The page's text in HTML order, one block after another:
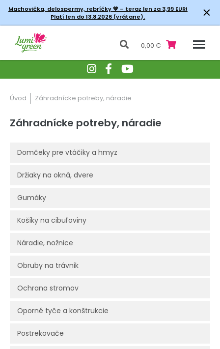
Machovička, delospermy, rebríčky💚 – teraz len za 3,99 EUR!
Platí len do 13.8.2026 (vrátane).
×
0,00 €
Úvod Záhradnícke potreby, náradie
Záhradnícke potreby, náradie
Domčeky pre vtáčiky a hmyz
Držiaky na okná, dvere
Gumáky
Košíky na cibuľoviny
Náradie, nožnice
Obruby na trávnik
Ochrana stromov
Oporné tyče a konštrukcie
Postrekovače